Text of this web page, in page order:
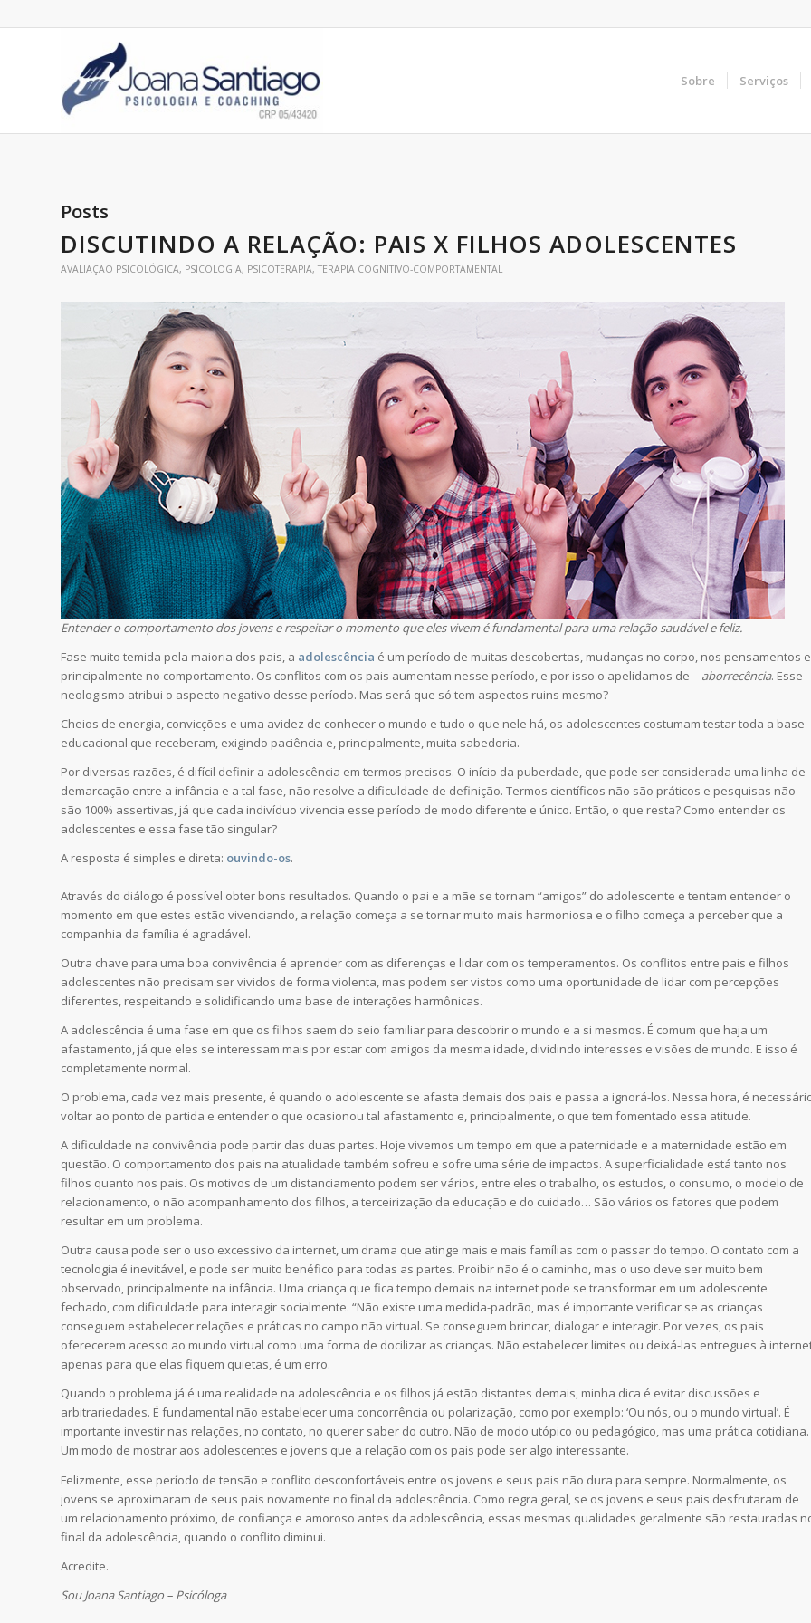
Sobre Serviços
Posts
DISCUTINDO A RELAÇÃO: PAIS X FILHOS ADOLESCENTES
AVALIAÇÃO PSICOLÓGICA, PSICOLOGIA, PSICOTERAPIA, TERAPIA COGNITIVO-COMPORTAMENTAL
Entender o comportamento dos jovens e respeitar o momento que eles vivem é fundamental para uma relação saudável e feliz.
Fase muito temida pela maioria dos pais, a adolescência é um período de muitas descobertas, mudanças no corpo, nos pensamentos e
principalmente no comportamento. Os conflitos com os pais aumentam nesse período, e por isso o apelidamos de – aborrecência. Esse
neologismo atribui o aspecto negativo desse período. Mas será que só tem aspectos ruins mesmo?
Cheios de energia, convicções e uma avidez de conhecer o mundo e tudo o que nele há, os adolescentes costumam testar toda a base
educacional que receberam, exigindo paciência e, principalmente, muita sabedoria.
Por diversas razões, é difícil definir a adolescência em termos precisos. O início da puberdade, que pode ser considerada uma linha de
demarcação entre a infância e a tal fase, não resolve a dificuldade de definição. Termos científicos não são práticos e pesquisas não
são 100% assertivas, já que cada indivíduo vivencia esse período de modo diferente e único. Então, o que resta? Como entender os
adolescentes e essa fase tão singular?
A resposta é simples e direta: ouvindo-os.
Através do diálogo é possível obter bons resultados. Quando o pai e a mãe se tornam “amigos” do adolescente e tentam entender o
momento em que estes estão vivenciando, a relação começa a se tornar muito mais harmoniosa e o filho começa a perceber que a
companhia da família é agradável.
Outra chave para uma boa convivência é aprender com as diferenças e lidar com os temperamentos. Os conflitos entre pais e filhos
adolescentes não precisam ser vividos de forma violenta, mas podem ser vistos como uma oportunidade de lidar com percepções
diferentes, respeitando e solidificando uma base de interações harmônicas.
A adolescência é uma fase em que os filhos saem do seio familiar para descobrir o mundo e a si mesmos. É comum que haja um
afastamento, já que eles se interessam mais por estar com amigos da mesma idade, dividindo interesses e visões de mundo. E isso é
completamente normal.
O problema, cada vez mais presente, é quando o adolescente se afasta demais dos pais e passa a ignorá-los. Nessa hora, é
voltar ao ponto de partida e entender o que ocasionou tal afastamento e, principalmente, o que tem fomentado essa atitude.
A dificuldade na convivência pode partir das duas partes. Hoje vivemos um tempo em que a paternidade e a maternidade estão em
questão. O comportamento dos pais na atualidade também sofreu e sofre uma série de impactos. A superficialidade está tanto nos
filhos quanto nos pais. Os motivos de um distanciamento podem ser vários, entre eles o trabalho, os estudos, o consumo, o modelo de
relacionamento, o não acompanhamento dos filhos, a terceirização da educação e do cuidado… São vários os fatores que podem
resultar em um problema.
Outra causa pode ser o uso excessivo da internet, um drama que atinge mais e mais famílias com o passar do tempo. O contato com a
tecnologia é inevitável, e pode ser muito benéfico para todas as partes. Proibir não é o caminho, mas o uso deve ser muito bem
observado, principalmente na infância. Uma criança que fica tempo demais na internet pode se transformar em um adolescente
fechado, com dificuldade para interagir socialmente. “Não existe uma medida-padrão, mas é importante verificar se as crianças
conseguem estabelecer relações e práticas no campo não virtual. Se conseguem brincar, dialogar e interagir. Por vezes, os pais
oferecerem acesso ao mundo virtual como uma forma de docilizar as crianças. Não estabelecer limites ou deixá-las entregues à
apenas para que elas fiquem quietas, é um erro.
Quando o problema já é uma realidade na adolescência e os filhos já estão distantes demais, minha dica é evitar discussões e
arbitrariedades. É fundamental não estabelecer uma concorrência ou polarização, como por exemplo: ‘Ou nós, ou o mundo virtual’. É
importante investir nas relações, no contato, no querer saber do outro. Não de modo utópico ou pedagógico, mas uma prática cotidiana.
Um modo de mostrar aos adolescentes e jovens que a relação com os pais pode ser algo interessante.
Felizmente, esse período de tensão e conflito desconfortáveis entre os jovens e seus pais não dura para sempre. Normalmente, os
jovens se aproximaram de seus pais novamente no final da adolescência. Como regra geral, se os jovens e seus pais desfrutaram de
um relacionamento próximo, de confiança e amoroso antes da adolescência, essas mesmas qualidades geralmente são restauradas
final da adolescência, quando o conflito diminui.
Acredite.
Sou Joana Santiago – Psicóloga